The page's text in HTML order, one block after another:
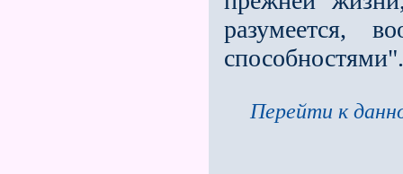
разумеется,
способностями".
Перейти к